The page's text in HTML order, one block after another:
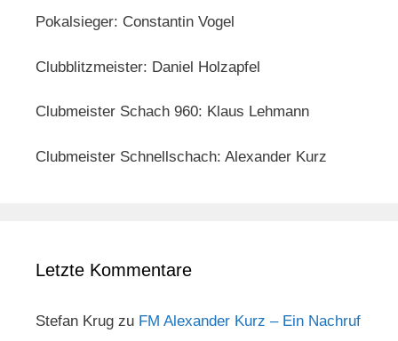
Pokalsieger: Constantin Vogel
Clubblitzmeister: Daniel Holzapfel
Clubmeister Schach 960: Klaus Lehmann
Clubmeister Schnellschach: Alexander Kurz
Letzte Kommentare
Stefan Krug zu FM Alexander Kurz – Ein Nachruf